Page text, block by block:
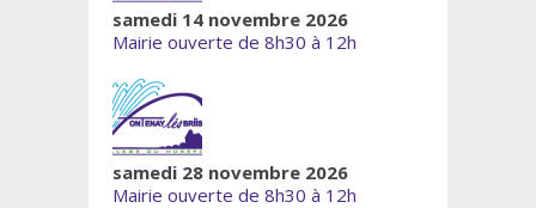
samedi 14 novembre 2026
Mairie ouverte de 8h30 à 12h
samedi 28 novembre 2026
Mairie ouverte de 8h30 à 12h